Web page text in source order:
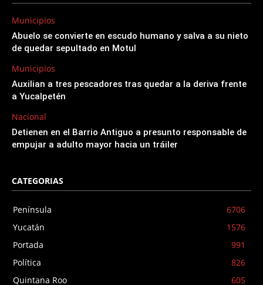
Municipios
Abuelo se convierte en escudo humano y salva a su nieto
de quedar sepultado en Motul
Municipios
Auxilian a tres pescadores tras quedar a la deriva frente
a Yucalpetén
Nacional
Detienen en el Barrio Antiguo a presunto responsable de
empujar a adulto mayor hacia un tráiler
CATEGORIAS
Península
6706
Yucatán
1576
Portada
991
Política
826
Quintana Roo
605